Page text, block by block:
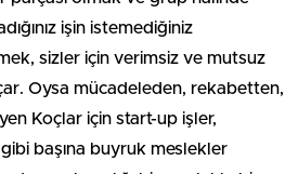
işin istemediğiniz
sizler için verimsiz ve mutsuz
Oysa mücadeleden, rekabetten,
Koçlar için start-up işler,
gibi başına buyruk meslekler